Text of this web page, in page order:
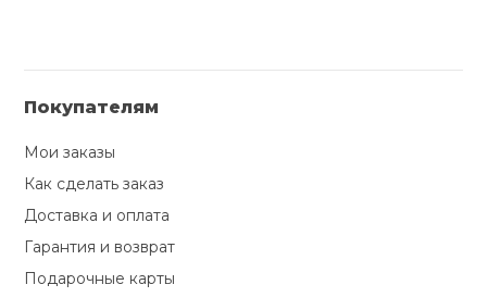
Покупателям
Мои заказы
Как сделать заказ
Доставка и оплата
Гарантия и возврат
Подарочные карты